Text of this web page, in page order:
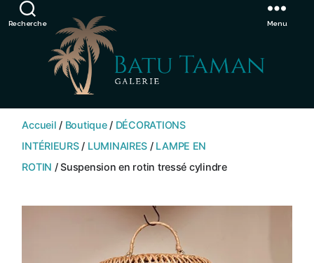
Showroom de Bali, décorations extérieurs et intérieurs Ignorer
Recherche
TAMAN
Menu
Accueil / Boutique/ DÉCORATIONS
INTÉRIEURS/ LUMINAIRES / LAMPE EN
ROTIN / Suspension en rotin tressé cylindre